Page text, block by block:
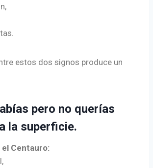
estos dos signos produce un
pero no querías
la superficie.
Centauro: